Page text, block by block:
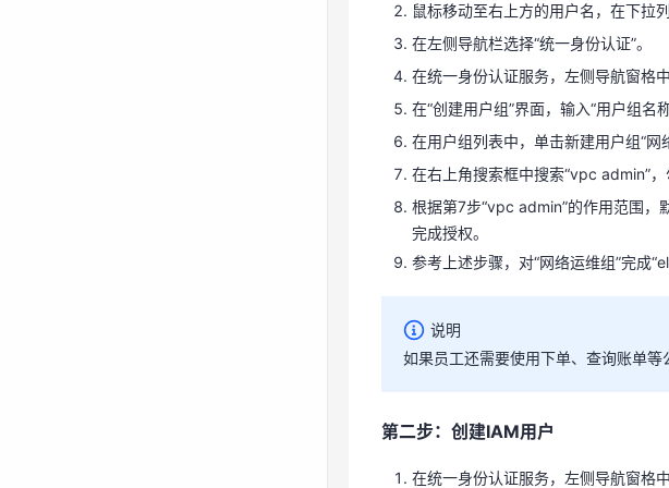
完成授权。
参考上述步骤，对“网络运维组”完成
说明
如果员工还需要使用下单、查询账单
在统一身份认证服务，左侧导航窗格
配置基本信息。在“创建用户”界面填
鼠标移动至右上方的用户名，在下拉列
在左侧导航栏选择“统一身份认证”。
在统一身份认证服务，左侧导航窗格
在“创建用户组”界面，输入“用户组名
在用户组列表中，单击新建用户组“网
在右上角搜索框中搜索“vpc admin”，
根据第7步“vpc admin”的作用范围，
完成授权。
参考上述步骤，对“网络运维组”完成
说明
如果员工还需要使用下单、查询账单等
第二步：创建IAM用户
在统一身份认证服务，左侧导航窗格中